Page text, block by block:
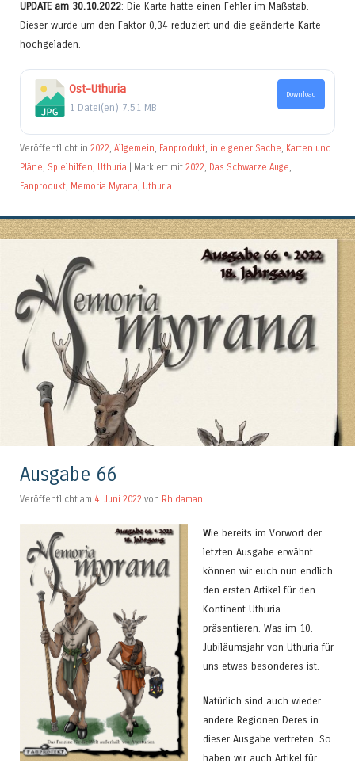
UPDATE am 30.10.2022: Die Karte hatte einen Fehler im Maßstab.
Dieser wurde um den Faktor 0,34 reduziert und die geänderte Karte
hochgeladen.
Ost-Uthuria
1 Datei(en) 7.51 MB
Download
Veröffentlicht in 2022, Allgemein, Fanprodukt, in eigener Sache, Karten und
Pläne, Spielhilfen, Uthuria Markiert mit 2022, Das Schwarze Auge,
Fanprodukt, Memoria Myrana, Uthuria
Ausgabe 66
Veröffentlicht am 4. Juni 2022 von Rhidaman
Wie bereits im Vorwort der
letzten Ausgabe erwähnt
können wir euch nun endlich
den ersten Artikel für den
Kontinent Uthuria
präsentieren. Was im 10.
Jubiläumsjahr von Uthuria für
uns etwas besonderes ist.
Natürlich sind auch wieder
andere Regionen Deres in
dieser Ausgabe vertreten. So
haben wir auch Artikel für